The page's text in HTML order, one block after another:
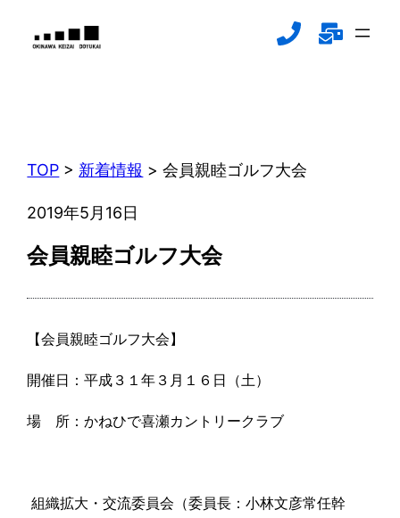
TOP > 新着情報 >会員親睦ゴルフ大会
2019年5月16日
会員親睦ゴルフ大会
【会員親睦ゴルフ大会】
開催日：平成３１年３月１６日（土）
場 所：かねひで喜瀬カントリークラブ
組織拡大・交流委員会（委員長：小林文彦常任幹